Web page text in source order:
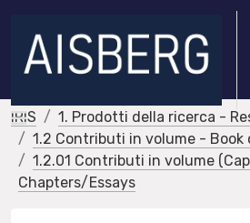
IRIS
1. Prodotti della ricerca -
1.2 Contributi in volume - Book
1.2.01 Contributi in volume
Chapters/Essays